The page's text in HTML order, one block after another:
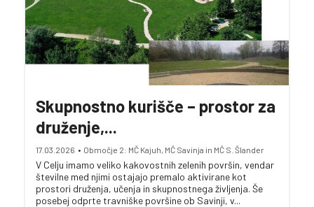
Skupnostno kurišče – prostor za
druženje,...
17.03.2026 • Območje 2: MČ Kajuh, MČ Savinja in MČ S. Šlander
V Celju imamo veliko kakovostnih zelenih površin, vendar
številne med njimi ostajajo premalo aktivirane kot
prostori druženja, učenja in skupnostnega življenja. Še
posebej odprte travniške površine ob Savinji, v...